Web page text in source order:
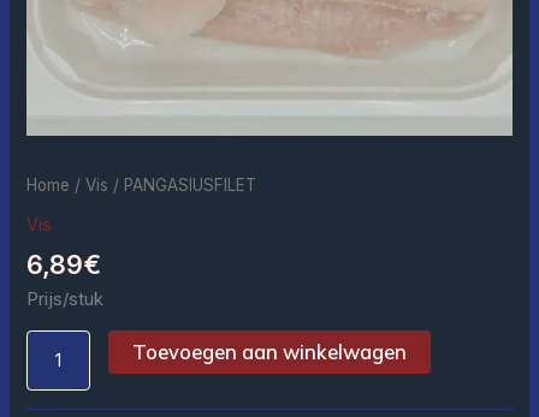
Home /Vis / PANGASIUSFILET
Vis
6,89€
Prijs/stuk
Toevoegen aan winkelwagen